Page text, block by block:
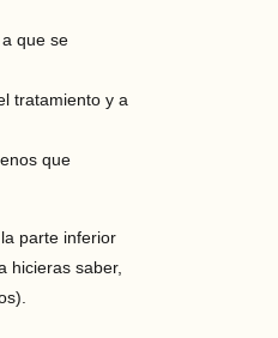
que se
tratamiento y a
que
parte inferior
hicieras saber,